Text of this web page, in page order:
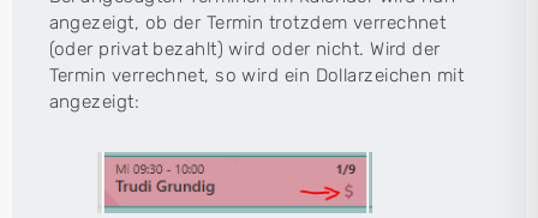
angezeigt, ob der Termin trotzdem verrechnet
(oder privat bezahlt) wird oder nicht. Wird der
Termin verrechnet, so wird ein Dollarzeichen mit
angezeigt: